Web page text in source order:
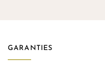
GARANTIES